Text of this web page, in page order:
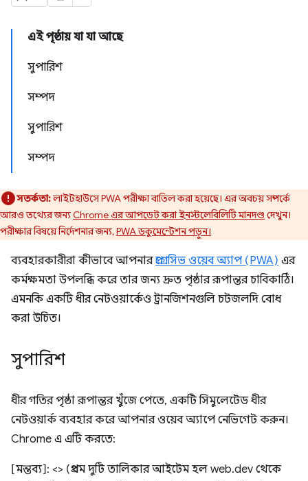
এই পৃষ্ঠায় যা যা আছে
সুপারিশ
সম্পদ
সুপারিশ
সম্পদ
সতর্কতা:লাইটহাউসে PWA পরীক্ষা বাতিল করা হয়েছে। এর অবচয় সম্পর্কে
আরও তথ্যের জন্যChrome এর আপডেট করা ইনস্টলেবিলিটি মানদণ্ড দেখুন।
পরীক্ষার বিষয়ে নির্দেশনার জন্য,PWA ডকুমেন্টেশন পড়ুন।
ব্যবহারকারীরা কীভাবে আপনারপ্রগ্রেসিভ ওয়েব অ্যাপ (PWA) এর
কর্মক্ষমতা উপলব্ধি করে তার জন্য দ্রুত পৃষ্ঠার রূপান্তর চাবিকাঠি।
এমনকি একটি ধীর নেটওয়ার্কেও ট্রানজিশনগুলি চটজলদি বোধ
করা উচিত।
সুপারিশ
ধীর গতির পৃষ্ঠা রূপান্তর খুঁজে পেতে, একটি সিমুলেটেড ধীর
নেটওয়ার্ক ব্যবহার করে আপনার ওয়েব অ্যাপে নেভিগেট করুন।
Chrome এ এটি করতে:
[মন্তব্য]: <> (প্রথম দুটি তালিকার আইটেম হল web.dev থেকে